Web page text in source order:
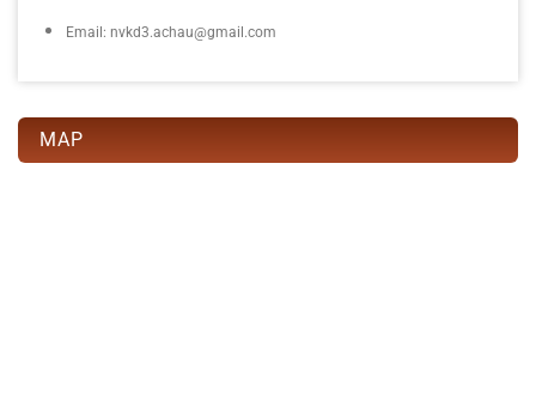
Email: nvkd3.achau@gmail.com
MAP